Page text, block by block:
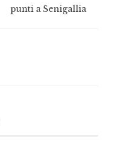
punti a Senigallia